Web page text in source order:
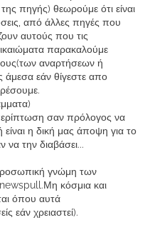
πηγής) θεωρούμε ότι είναι
από άλλες πηγές που
αυτούς που τις
παρακαλούμε
αναρτήσεων ή
εάν θίγεστε απο
σαν πρόλογος να
η δική μας άποψη για το
να την διαβάσει...
γνώμη των
κόσμια και
όπου αυτά
εάν χρειαστεί).